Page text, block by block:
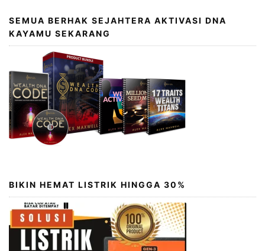
SEMUA BERHAK SEJAHTERA AKTIVASI DNA
KAYAMU SEKARANG
BIKIN HEMAT LISTRIK HINGGA 30%